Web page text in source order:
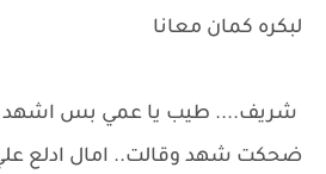
لبكره كمان معانا
شريف.... طيب يا عمي بس اشهد
ضحكت شهد وقالت.. امال ادلع